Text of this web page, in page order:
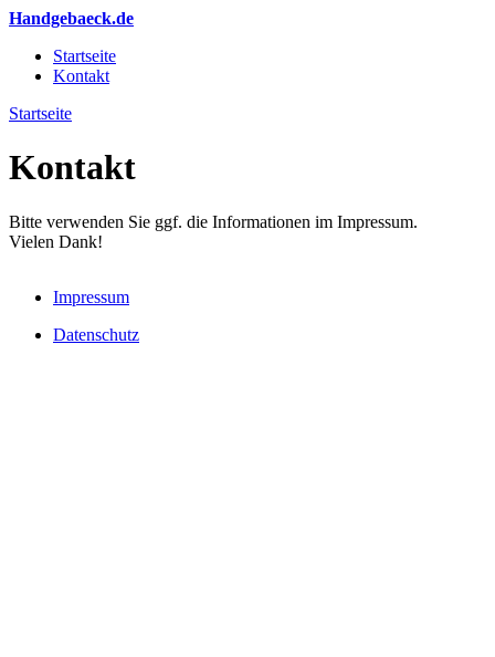
Direkt zum Inhalt
Handgebaeck.de
Hauptmenü
Startseite
Kontakt
Startseite
Kontakt
Bitte verwenden Sie ggf. die Informationen im Impressum.
Vielen Dank!
Impressum
Datenschutz